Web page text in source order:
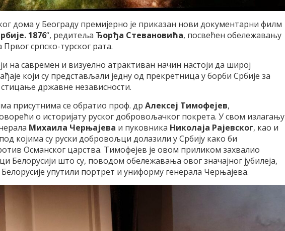
дома у Београду премијерно је приказан нови документарни филм
1876“, редитеља Ђорђа Стевановића, посвећен обележавању
српско-турског рата.
на савремен и визуелно атрактиван начин настоји да широј
који су представљали једну од прекретница у борби Србије за
државне независности.
присутнима се обратио проф. др Алексеј Тимофејев,
о историјату руског добровољачког покрета. У свом излагању
Михаила Черњајева и пуковника Николаја Рајевског, као и
којима су руски добровољци долазили у Србију како би
Османског царства. Тимофејев је овом приликом захвалио
Белорусији што су, поводом обележавања овог значајног јубилеја,
упутили портрет и униформу генерала Черњајева.